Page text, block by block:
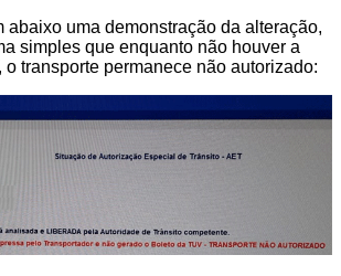
abaixo uma demonstração da alteração,
simples que enquanto não houver a
o transporte permanece não autorizado: